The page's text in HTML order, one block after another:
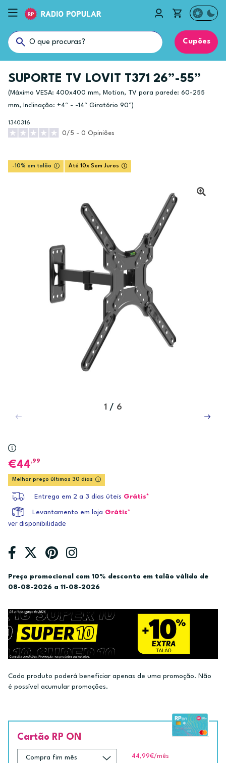
Cupões
SUPORTE TV LOVIT T371 26”-55”
(Máximo VESA: 400x400 mm, Motion, TV para parede: 60-255
mm, Inclinação: +4º - -14º Giratório 90º)
1340316
0/5 - 0 Opiniões
-10% em talão Até 10x Sem Juros
1 / 6
44,99
Melhor preço últimos 30 dias
Entrega em 2 a 3 dias úteis Grátis*
Levantamento em loja Grátis*
ver disponibilidade
Preço promocional com 10% desconto em talão válido de
08-08-2026 a 11-08-2026
Cada produto poderá beneficiar apenas de uma promoção. Não
é possível acumular promoções.
Cartão RP ON
44,99€/mês